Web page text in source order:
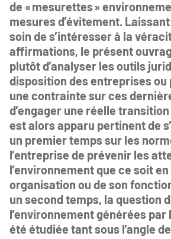
de « mesurettes »
mesures d’évitement. Laissant
soin de s’intéresser à la
affirmations, le présent
plutôt d’analyser les outils
disposition des entreprises ou
une contrainte sur ces
d’engager une réelle
est alors apparu pertinent de
un premier temps sur les
l’entreprise de prévenir les
l’environnement que ce soit
organisation ou de son
un second temps, la question
l’environnement générées par
été étudiée tant sous l’angle